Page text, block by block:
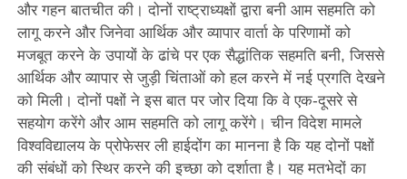
और गहन बातचीत की। दोनों राष्ट्राध्यक्षों द्वारा बनी आम सहमति को
लागू करने और जिनेवा आर्थिक और व्यापार वार्ता के परिणामों को
मजबूत करने के उपायों के ढांचे पर एक सैद्धांतिक सहमति बनी, जिससे
आर्थिक और व्यापार से जुड़ी चिंताओं को हल करने में नई प्रगति देखने
को मिली। दोनों पक्षों ने इस बात पर जोर दिया कि वे एक-दूसरे से
सहयोग करेंगे और आम सहमति को लागू करेंगे। चीन विदेश मामले
विश्वविद्यालय के प्रोफेसर ली हाईदोंग का मानना है कि यह दोनों पक्षों
की संबंधों को स्थिर करने की इच्छा को दर्शाता है। यह मतभेदों का